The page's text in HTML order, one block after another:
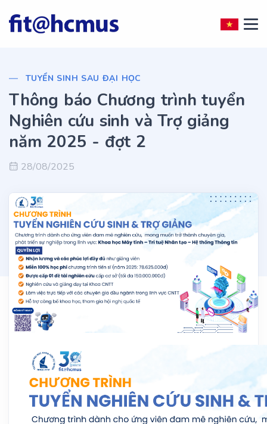
TUYỂN SINH SAU ĐẠI HỌC
Thông báo Chương trình tuyển
Nghiên cứu sinh và Trợ giảng
năm 2025 - đợt 2
28/08/2025